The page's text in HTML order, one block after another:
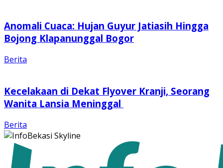
Anomali Cuaca: Hujan Guyur Jatiasih Hingga
Bojong Klapanunggal Bogor
Berita
Kecelakaan di Dekat Flyover Kranji, Seorang
Wanita Lansia Meninggal
Berita